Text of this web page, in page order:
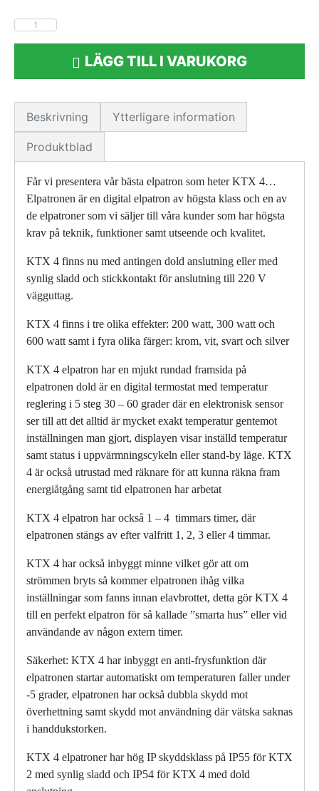
LÄGG TILL I VARUKORG
Beskrivning Ytterligare information
Produktblad
Får vi presentera vår bästa elpatron som heter KTX 4…
Elpatronen är en digital elpatron av högsta klass och en av
de elpatroner som vi säljer till våra kunder som har högsta
krav på teknik, funktioner samt utseende och kvalitet.
KTX 4 finns nu med antingen dold anslutning eller med
synlig sladd och stickkontakt för anslutning till 220 V
vägguttag.
KTX 4 finns i tre olika effekter: 200 watt, 300 watt och
600 watt samt i fyra olika färger: krom, vit, svart och silver
KTX 4 elpatron har en mjukt rundad framsida på
elpatronen dold är en digital termostat med temperatur
reglering i 5 steg 30 – 60 grader där en elektronisk sensor
ser till att det alltid är mycket exakt temperatur gentemot
inställningen man gjort, displayen visar inställd temperatur
samt status i uppvärmningscykeln eller stand-by läge. KTX
4 är också utrustad med räknare för att kunna räkna fram
energiåtgång samt tid elpatronen har arbetat
KTX 4 elpatron har också 1 – 4 timmars timer, där
elpatronen stängs av efter valfritt 1, 2, 3 eller 4 timmar.
KTX 4 har också inbyggt minne vilket gör att om
strömmen bryts så kommer elpatronen ihåg vilka
inställningar som fanns innan elavbrottet, detta gör KTX 4
till en perfekt elpatron för så kallade ”smarta hus” eller vid
användande av någon extern timer.
Säkerhet: KTX 4 har inbyggt en anti-frysfunktion där
elpatronen startar automatiskt om temperaturen faller under
-5 grader, elpatronen har också dubbla skydd mot
överhettning samt skydd mot användning där vätska saknas
i handdukstorken.
KTX 4 elpatroner har hög IP skyddsklass på IP55 för KTX
2 med synlig sladd och IP54 för KTX 4 med dold